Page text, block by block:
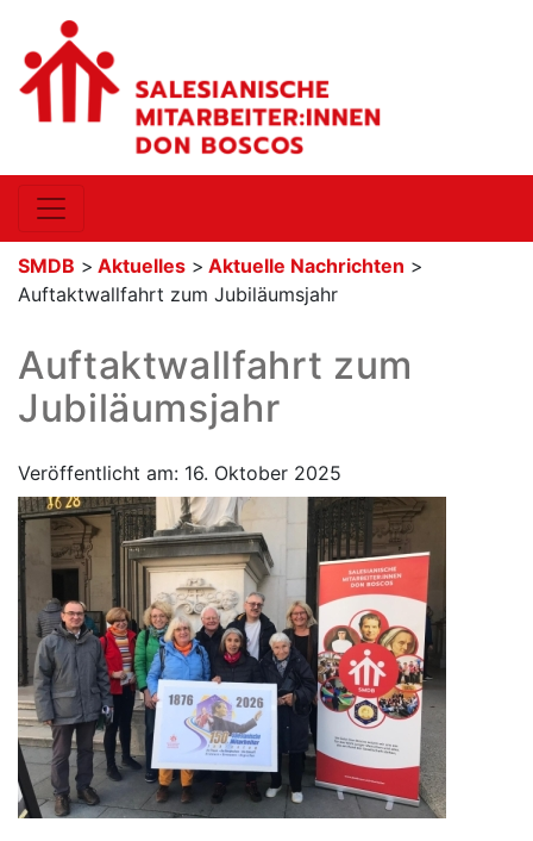
SMDB > Aktuelles > Aktuelle Nachrichten >
Auftaktwallfahrt zum Jubiläumsjahr
Auftaktwallfahrt zum
Jubiläumsjahr
Veröffentlicht am: 16. Oktober 2025